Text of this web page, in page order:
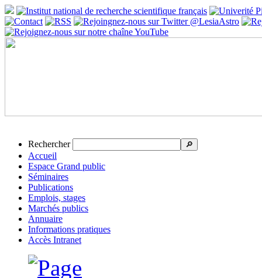
Rechercher 🔎
Accueil
Espace Grand public
Séminaires
Publications
Emplois, stages
Marchés publics
Annuaire
Informations pratiques
Accès Intranet